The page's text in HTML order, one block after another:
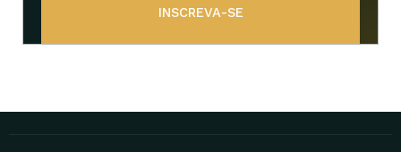
INSCREVA-SE